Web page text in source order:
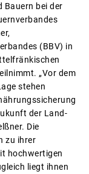
Bauern bei der
(BBV) in
„Vor dem
stehen
der Land-
Die
zu ihrer
hochwertigen
liegt ihnen